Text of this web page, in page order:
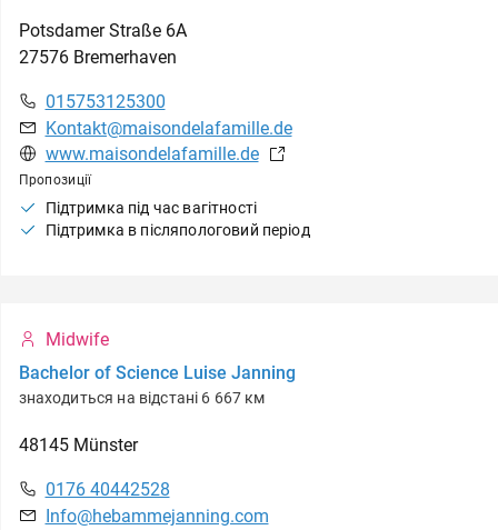
Potsdamer Straße 6A
27576 Bremerhaven
015753125300
Kontakt@maisondelafamille.de
www.maisondelafamille.de
Пропозиції
Підтримка під час вагітності
Підтримка в післяпологовий період
Midwife
Bachelor of Science Luise Janning
знаходиться на відстані 6 667 км
48145 Münster
0176 40442528
Info@hebammejanning.com